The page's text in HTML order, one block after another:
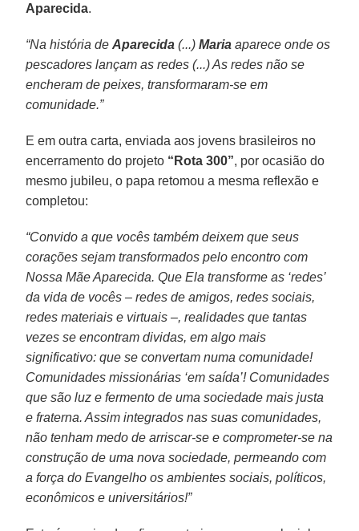
Aparecida.
“Na história deAparecida (...)Maria aparece onde os
pescadores lançam as redes (...) As redes não se
encheram de peixes, transformaram-se em
comunidade.”
E em outra carta, enviada aos jovens brasileiros no
encerramento do projeto “Rota 300”, por ocasião do
mesmo jubileu, o papa retomou a mesma reflexão e
completou:
“Convido a que vocês também deixem que seus
corações sejam transformados pelo encontro com
Nossa Mãe Aparecida. Que Ela transforme as ‘redes’
da vida de vocês – redes de amigos, redes sociais,
redes materiais e virtuais –, realidades que tantas
vezes se encontram dividas, em algo mais
significativo: que se convertam numa comunidade!
Comunidades missionárias ‘em saída’! Comunidades
que são luz e fermento de uma sociedade mais justa
e fraterna. Assim integrados nas suas comunidades,
não tenham medo de arriscar-se e comprometer-se na
construção de uma nova sociedade, permeando com
a força do Evangelho os ambientes sociais, políticos,
econômicos e universitários!”